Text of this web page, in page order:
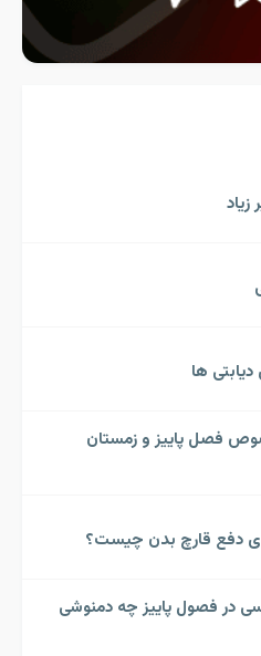
ها
فصل پاییز و زمستان
دفع قارچ بدن چیست؟
در فصول پاییز چه دمنوشی